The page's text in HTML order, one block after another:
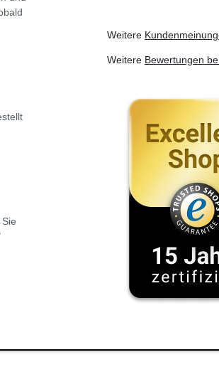
Weitere
Weitere Bewertungen